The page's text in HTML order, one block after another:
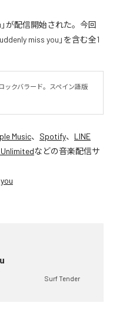
」が配信開始された。今回
miss you」を含む全1
ックバラード。スペイン語版
Music、 Spotify、 LINE
などの音楽配信サ
Surf Tender